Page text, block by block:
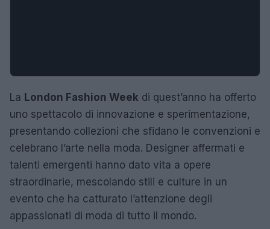
La London Fashion Week di quest’anno ha offerto
uno spettacolo di innovazione e sperimentazione,
presentando collezioni che sfidano le convenzioni e
celebrano l’arte nella moda. Designer affermati e
talenti emergenti hanno dato vita a opere
straordinarie, mescolando stili e culture in un
evento che ha catturato l’attenzione degli
appassionati di moda di tutto il mondo.